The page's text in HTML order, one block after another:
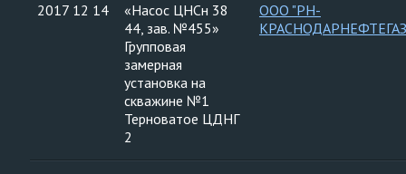
2017 12 14
«Насос ЦНСн 38
44, зав. №455»
Групповая
замерная
установка на
скважине №1
Терноватое ЦДНГ
2
ООО "РН-